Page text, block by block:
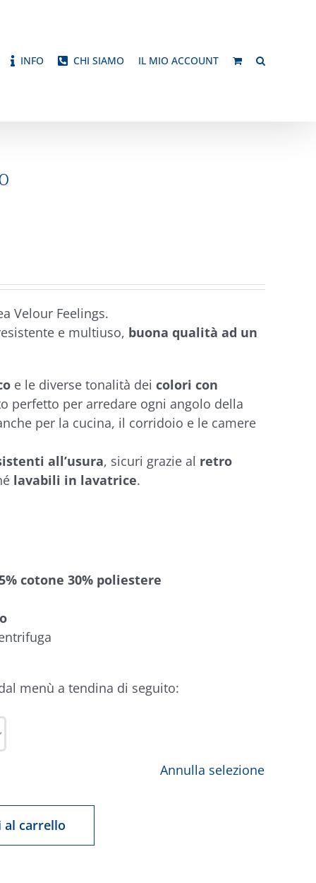
INFO CHI SIAMO IL MIO ACCOUNT
Velour Feelings.
e multiuso, buona qualità ad un
e le diverse tonalità dei colori con
perfetto per arredare ogni angolo della
per la cucina, il corridoio e le camere
all’usura, sicuri grazie al retro
lavabili in lavatrice.
cotone 30% poliestere
menù a tendina di seguito:
Annulla selezione
al carrello